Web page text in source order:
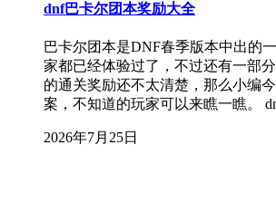
dnf巴卡尔团本奖励大全
巴卡尔团本是DNF春季版本中出的
家都已经体验过了，不过还有一部
的通关奖励还不太清楚，那么小编
案，不知道的玩家可以来瞧一瞧。
2026年7月25日